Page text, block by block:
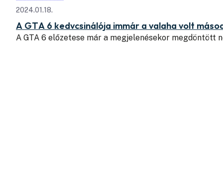
2024.01.18.
A GTA 6 kedvcsinálója immár a valaha volt
A GTA 6 előzetese már a megjelenésekor megdöntött